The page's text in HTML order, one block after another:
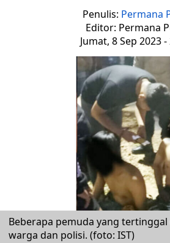
Penulis: Permana
Editor: Permana
Jumat, 8 Sep 2023 -
Beberapa pemuda yang
warga dan polisi. (foto: IST)